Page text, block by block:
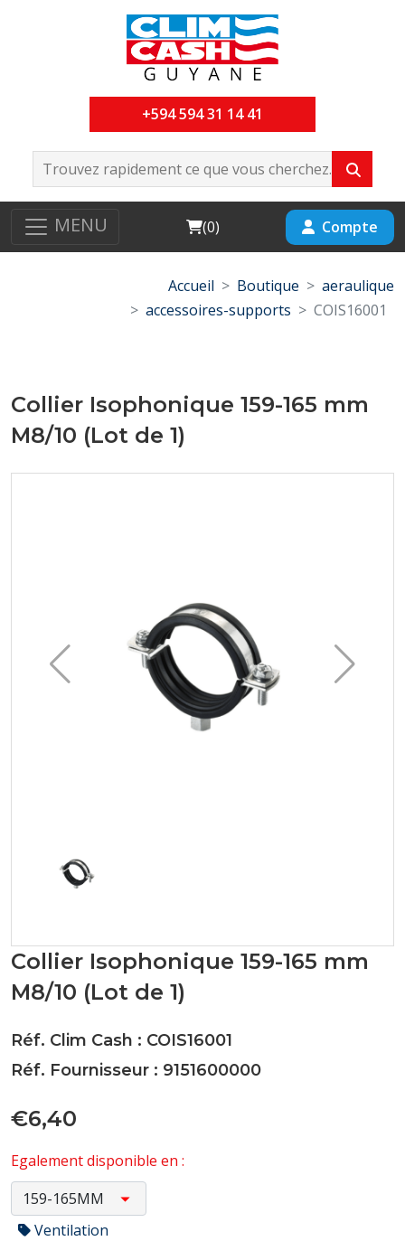
+594 594 31 14 41
MENU Cart
(0) Compte
Accueil Boutique
aeraulique
accessoires-supports
COIS16001
Collier Isophonique 159-165 mm
M8/10 (Lot de 1)
Collier Isophonique 159-165 mm
M8/10 (Lot de 1)
Réf. Clim Cash : COIS16001
Réf. Fournisseur : 9151600000
€6,40
Egalement disponible en :
Ventilation